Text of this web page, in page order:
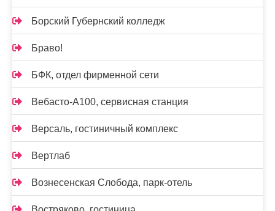
Борский Губернский колледж
Браво!
БФК, отдел фирменной сети
Вебасто-А100, сервисная станция
Версаль, гостиничный комплекс
Вертлаб
Вознесенская Слобода, парк-отель